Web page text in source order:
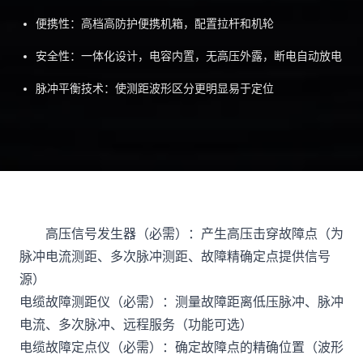
便携性：高档高防护便携机箱，配置拉杆和机轮
安全性：一体化设计，电容内置，无高压外露，断电自动放电
脉冲平衡技术：使测距波形区分更明显易于定位
高压信号发生器（必需）：产生高压击穿故障点（为
脉冲电流测距、多次脉冲测距、故障精确定点提供信号
源）
电缆故障测距仪（必需）：测量故障距离低压脉冲、脉冲
电流、多次脉冲、远程服务（功能可选）
电缆故障定点仪（必需）：确定故障点的精确位置（波形